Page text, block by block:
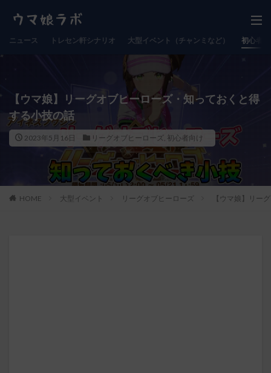
ニュース トレセン軒シナリオ 大型イベント（チャンミなど） 初心者
【ウマ娘】リーグオブヒーローズ・知っておくと得
する小技の話
2023年5月16日 リーグオブヒーローズ, 初心者向け
HOME 大型イベント リーグオブヒーローズ 【ウマ娘】リー